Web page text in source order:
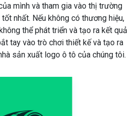
mình và tham gia vào thị trường
nhất. Nếu không có thương hiệu,
thể phát triển và tạo ra kết quả
tay vào trò chơi thiết kế và tạo ra
sản xuất logo ô tô của chúng tôi.